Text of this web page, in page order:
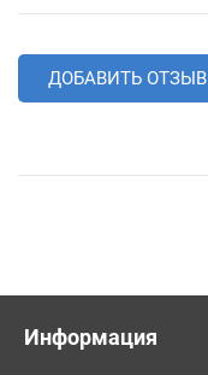
ДОБАВИТЬ ОТЗЫВ
Информация